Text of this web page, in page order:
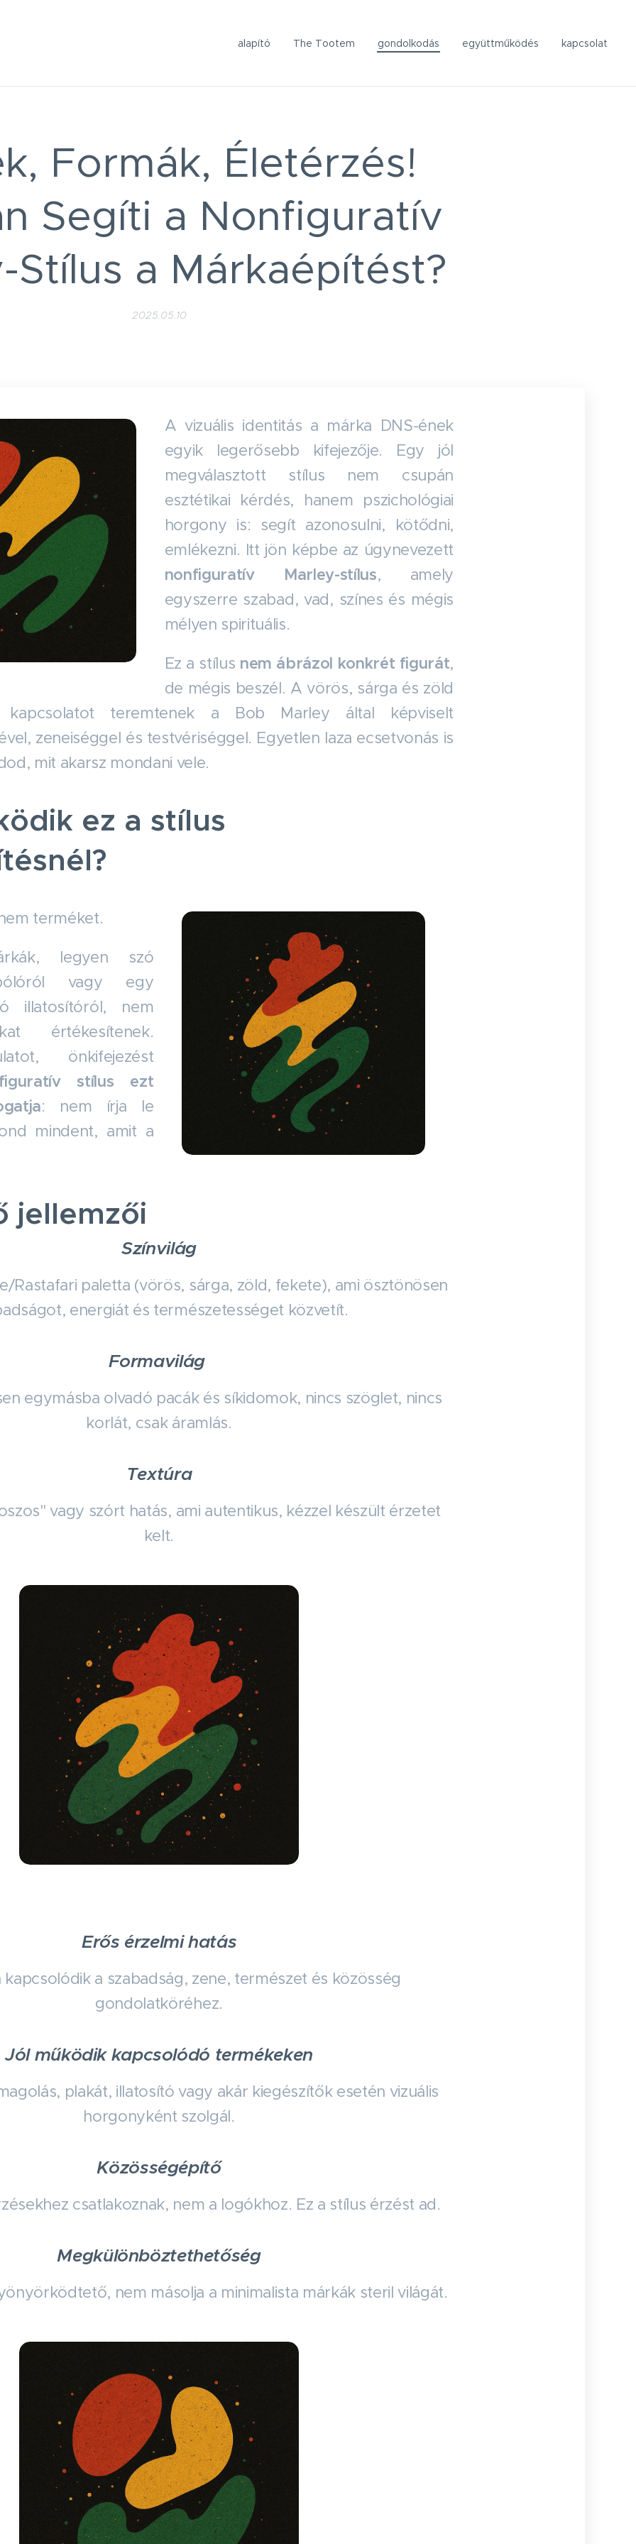
alapító The Tootem gondolkodás együttműködés kapcsolat
Formák, Életérzés!
Segíti a Nonfiguratív
Stílus a Márkaépítést?
2025.05.10
A vizuális identitás a márka DNS-ének
egyik legerősebb kifejezője. Egy jól
megválasztott stílus nem csupán
esztétikai kérdés, hanem pszichológiai
horgony is: segít azonosulni, kötődni,
emlékezni. Itt jön képbe az úgynevezett
nonfiguratív Marley-stílus, amely
egyszerre szabad, vad, színes és mégis
mélyen spirituális.
Ez a stílus nem ábrázol konkrét figurát,
de mégis beszél. A vörös, sárga és zöld
kapcsolatot teremtenek a Bob Marley által képviselt
zeneiséggel és testvériséggel. Egyetlen laza ecsetvonás is
mit akarsz mondani vele.
ez a stílus
terméket.
legyen szó
vagy egy
illatosítóról, nem
értékesítenek.
önkifejezést
stílus ezt
: nem írja le
mindent, amit a
jellemzői
Színvilág
Rastafari paletta (vörös, sárga, zöld, fekete), ami ösztönösen
energiát és természetességet közvetít.
Formavilág
egymásba olvadó pacák és síkidomok, nincs szöglet, nincs
korlát, csak áramlás.
Textúra
vagy szórt hatás, ami autentikus, kézzel készült érzetet
kelt.
Erős érzelmi hatás
a szabadság, zene, természet és közösség
gondolatköréhez.
Jól működik kapcsolódó termékeken
plakát, illatosító vagy akár kiegészítők esetén vizuális
horgonyként szolgál.
Közösségépítő
csatlakoznak, nem a logókhoz. Ez a stílus érzést ad.
Megkülönböztethetőség
nem másolja a minimalista márkák steril világát.